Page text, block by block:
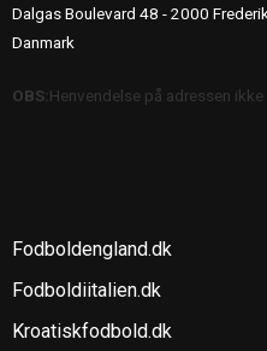
Dalgas Boulevard 48 - 2000
Danmark
OBS:Henvendelse på adressen
Fodboldengland.dk
Fodboldiitalien.dk
Kroatiskfodbold.dk